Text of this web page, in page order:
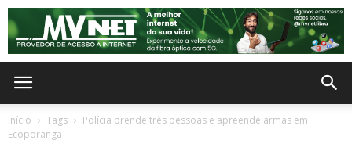
Início Tags
Polícia prende três pessoas e apreende armas em
Ecoporanga